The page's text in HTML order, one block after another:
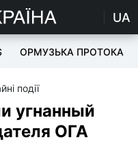
UA
ОРМУЗЬКА ПРОТОКА
події
угнанный
ОГА